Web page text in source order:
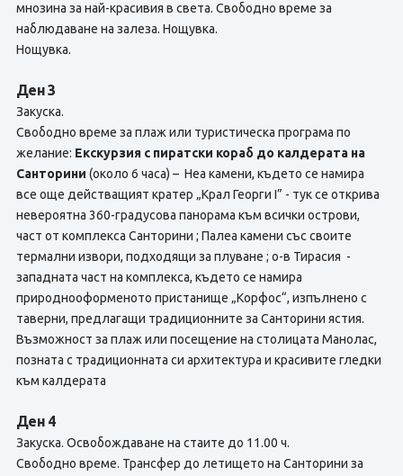
мнозина за най-красивия в света. Свободно време за
наблюдаване на залеза. Нощувка.
Нощувка.
Ден 3
Закуска.
Свободно време за плаж или туристическа програма по
желание: Екскурзия с пиратски кораб до калдерата на
Санторини (около 6 часа) – Неа камени, където се намира
все още действащият кратер „Крал Георги I” - тук се открива
невероятна 360-градусова панорама към всички острови,
част от комплекса Санторини ; Палеа камени със своите
термални извори, подходящи за плуване ; о-в Тирасия -
западната част на комплекса, където се намира
природнооформеното пристанище „Корфос“, изпълнено с
таверни, предлагащи традиционните за Санторини ястия.
Възможност за плаж или посещение на столицата Манолас,
позната с традиционната си архитектура и красивите гледки
към калдерата
Ден 4
Закуска. Освобождаване на стаите до 11.00 ч.
Свободно време. Трансфер до летището на Санторини за